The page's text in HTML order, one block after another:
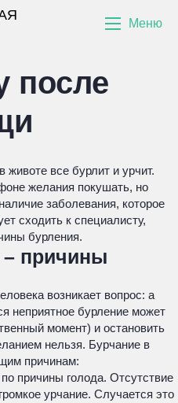
Меню
после
животе все бурлит и урчит.
желания покушать, но
заболевания, которое
сходить к специалисту,
бурления.
– причины
возникает вопрос: а
неприятное бурление может
момент) и остановить
нельзя. Бурчание в
причинам:
причины голода. Отсутствие
урчание. Случается это